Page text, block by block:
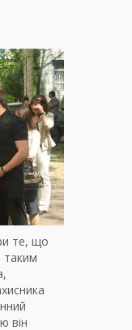
те, що
таким
він